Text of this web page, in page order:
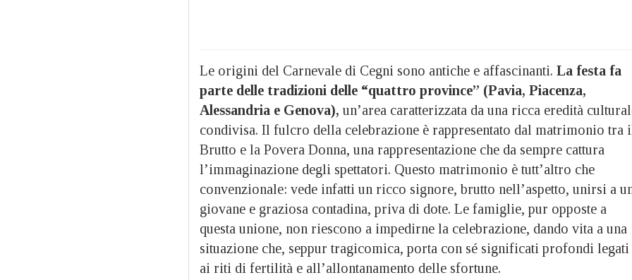
Le origini del Carnevale di Cegni sono antiche e affascinanti. La festa fa
parte delle tradizioni delle “quattro province” (Pavia, Piacenza,
Alessandria e Genova), un’area caratterizzata da una ricca eredità
condivisa. Il fulcro della celebrazione è rappresentato dal matrimonio tra
Brutto e la Povera Donna, una rappresentazione che da sempre cattura
l’immaginazione degli spettatori. Questo matrimonio è tutt’altro che
convenzionale: vede infatti un ricco signore, brutto nell’aspetto, unirsi a
giovane e graziosa contadina, priva di dote. Le famiglie, pur opposte a
questa unione, non riescono a impedirne la celebrazione, dando vita a una
situazione che, seppur tragicomica, porta con sé significati profondi legati
ai riti di fertilità e all’allontanamento delle sfortune.